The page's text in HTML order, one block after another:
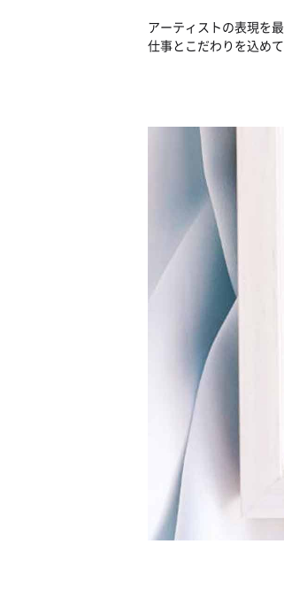
アーティストの表現を
仕事とこだわりを込め